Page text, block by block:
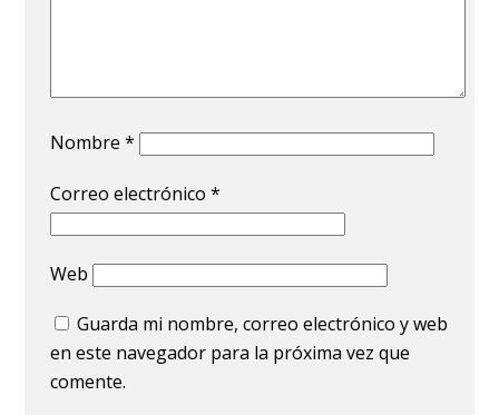
Nombre*
Correo electrónico*
Web
Guarda mi nombre, correo electrónico y web
en este navegador para la próxima vez que
comente.